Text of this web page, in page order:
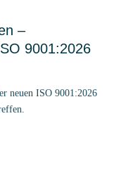
–
9001:2026
neuen ISO 9001:2026